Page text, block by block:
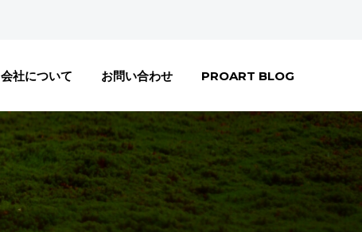
会社について お問い合わせ PROART BLOG